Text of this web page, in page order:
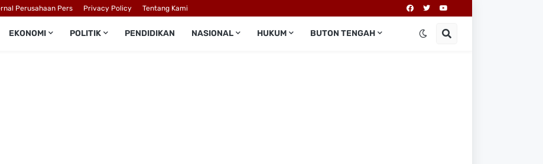
Perusahaan Pers Privacy Policy Tentang Kami
EKONOMI POLITIK PENDIDIKAN NASIONAL HUKUM BUTON TENGAH